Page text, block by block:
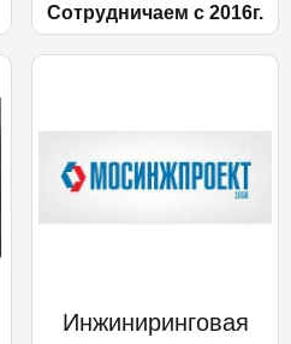
Сотрудничаем с 2016г.
Инжиниринговая